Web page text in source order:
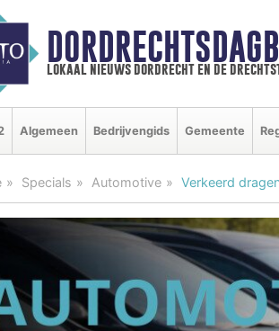
lokaal nieuws dordrecht en de
Algemeen Bedrijvengids Gemeente
Specials Automotive Verkeerd